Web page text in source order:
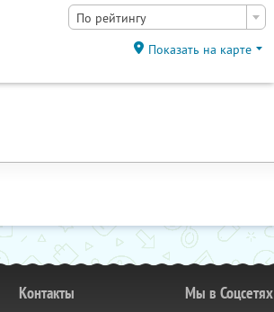
По рейтингу
Показать на карте
Контакты Мы в Соцсетях